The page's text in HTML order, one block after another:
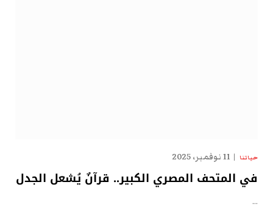
حياتنا 11 نوفمبر، 2025
في المتحف المصري الكبير.. قرآنٌ يُشعل الجدل
…